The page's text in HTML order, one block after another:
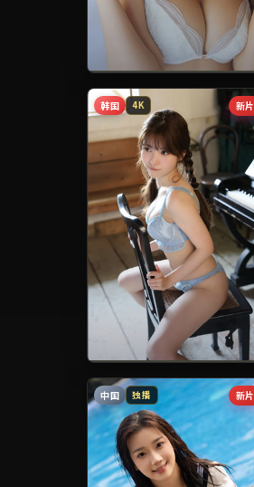
新片
韩国 4K
新片
中国 独播